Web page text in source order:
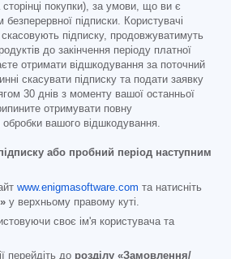
сторінці покупки), за умови, що ви є
безперервної підписки. Користувачі
підписку, продовжуватимуть
до закінчення періоду платної
отримати відшкодування за поточний
скасувати підписку та подати заявку
30 днів з моменту вашої останньої
отримувати повну
обробки вашого відшкодування.
або пробний період наступним
www.enigmasoftware.com та натисніть
у верхньому правому куті.
своє ім'я користувача та
перейдіть до розділу «Замовлення/